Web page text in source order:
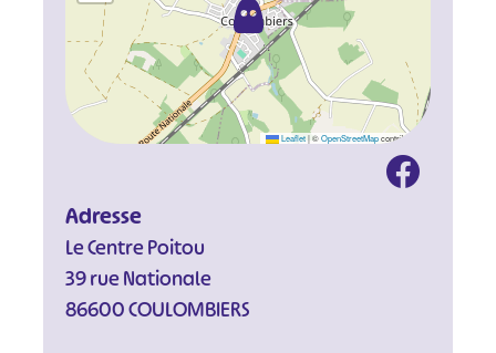
Leaflet |©OpenStreetMapcontributors
Adresse
Le Centre Poitou
39 rue Nationale
86600 COULOMBIERS